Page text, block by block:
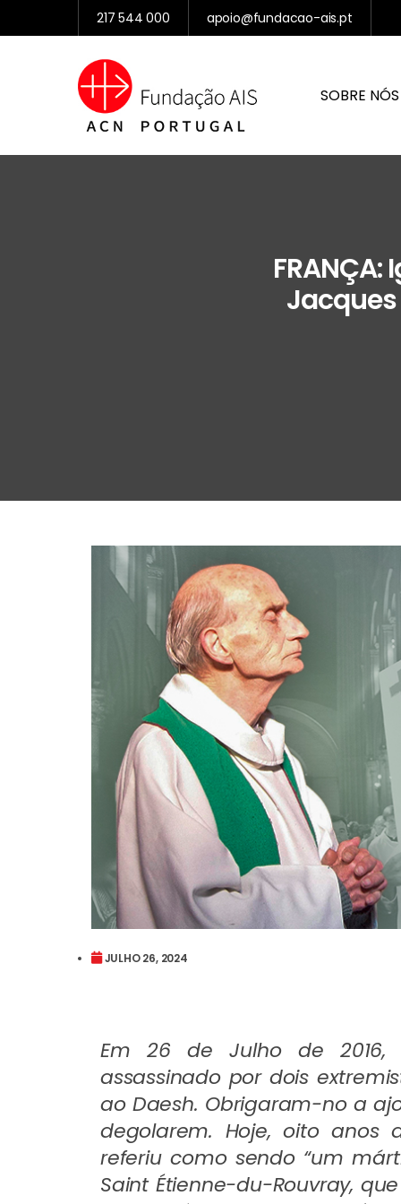
217 544 000 apoio@fundacao-ais.pt
SOBRE NÓS
JULHO 26, 2024
Em 26 de Julho de
assassinado por dois
ao Daesh. Obrigaram-no a
degolarem. Hoje, oito anos
referiu como sendo “um
Saint Étienne-du-Rouvray,